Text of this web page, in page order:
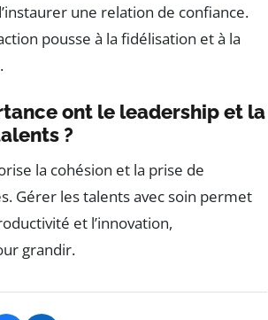
une relation de confiance.
pousse à la fidélisation et à la
ont le leadership et la
?
la cohésion et la prise de
Gérer les talents avec soin permet
et l’innovation,
grandir.